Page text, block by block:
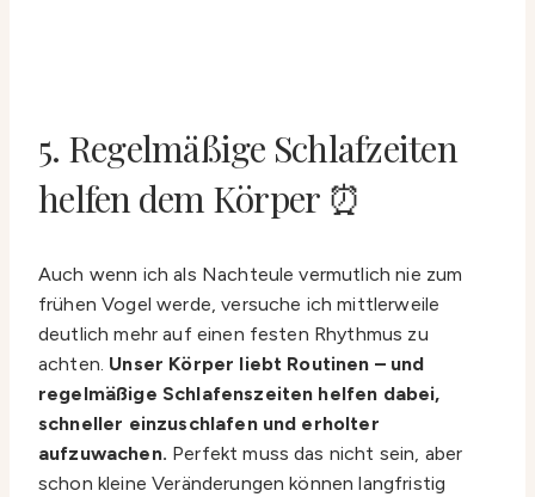
5. Regelmäßige Schlafzeiten
helfen dem Körper ⏰
Auch wenn ich als Nachteule vermutlich nie zum
frühen Vogel werde, versuche ich mittlerweile
deutlich mehr auf einen festen Rhythmus zu
achten. Unser Körper liebt Routinen – und
regelmäßige Schlafenszeiten helfen dabei,
schneller einzuschlafen und erholter
aufzuwachen. Perfekt muss das nicht sein, aber
schon kleine Veränderungen können langfristig